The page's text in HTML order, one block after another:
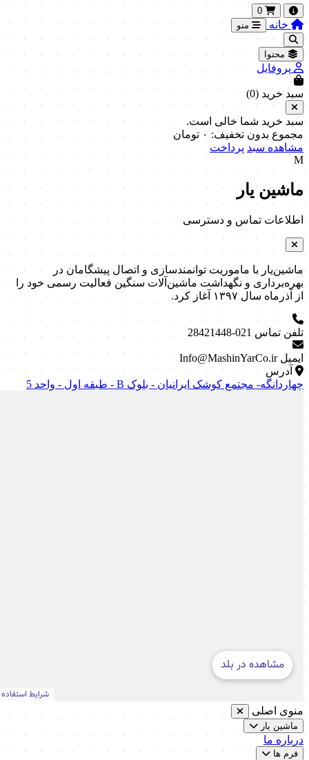
0
خانه منو
محتوا
پروفایل
سبد خرید (0
)
سبد خرید شما خالی است.
مجموع بدون تخفیف: ۰ تومان
مشاهده سبد پرداخت
M
ماشین یار
اطلاعات تماس و دسترسی
ماشین‌یار با ماموریت توانمندسازی و اتصال پیشگامان در
بهره‌برداری و نگهداشت ماشین‌آلات سنگین فعالیت رسمی خود را
از آذرماه سال ۱۳۹۷ آغاز کرد.
تلفن تماس 021-28421448
ایمیل Info@MashinYarCo.ir
آدرس
چهاردانگه- مجتمع کوشک ایرانیان - بلوک B - طبقه اول - واحد 5
منوی اصلی
ماشین یار
درباره ما
فرم ها